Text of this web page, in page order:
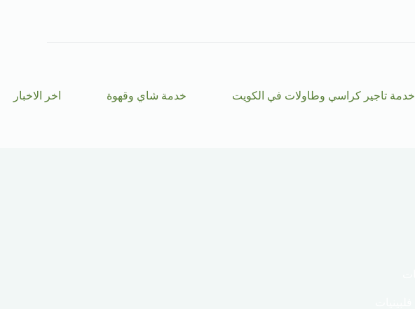
خدمة تاجير كراسي وطاولات في الكويت خدمة شاي وقهوة اخر الاخبار